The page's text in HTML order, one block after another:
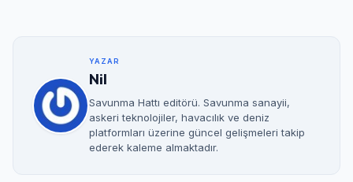
YAZAR
Nil
Savunma Hattı editörü. Savunma sanayii,
askeri teknolojiler, havacılık ve deniz
platformları üzerine güncel gelişmeleri takip
ederek kaleme almaktadır.